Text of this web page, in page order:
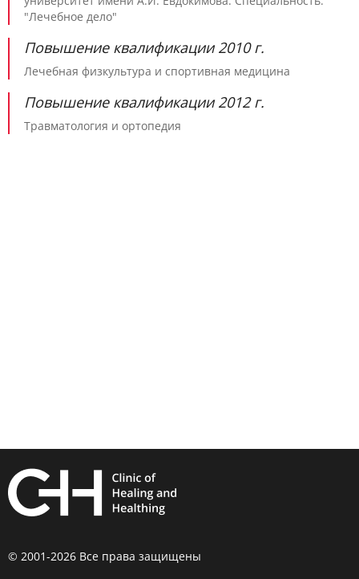
"Лечебное дело"
Повышение квалификации 2010 г.
Лечебная физкультура и спортивная медицина
Повышение квалификации 2012 г.
Травматология и ортопедия
© 2001-2026 Все права защищены